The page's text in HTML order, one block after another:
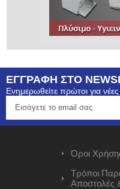
ΕΓΓΡΑΦΗ ΣΤΟ
Ενημερωθείτε πρώτοι για
Όροι
Τρόποι
Αποστολές